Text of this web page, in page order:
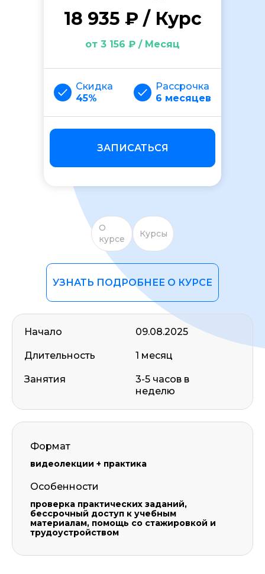
18 935 ₽ / Курс
от 3 156 ₽ / Месяц
Скидка
45%
Рассрочка
6 месяцев
ЗАПИСАТЬСЯ
О
курсе
Курсы
УЗНАТЬ ПОДРОБНЕЕ О КУРСЕ
Начало
Длительность
Занятия
09.08.2025
1 месяц
3-5 часов в
неделю
Формат
видеолекции + практика
Особенности
проверка практических заданий,
бессрочный доступ к учебным
материалам, помощь со стажировкой и
трудоустройством
ОСТАВИТЬ ОТЗЫВ